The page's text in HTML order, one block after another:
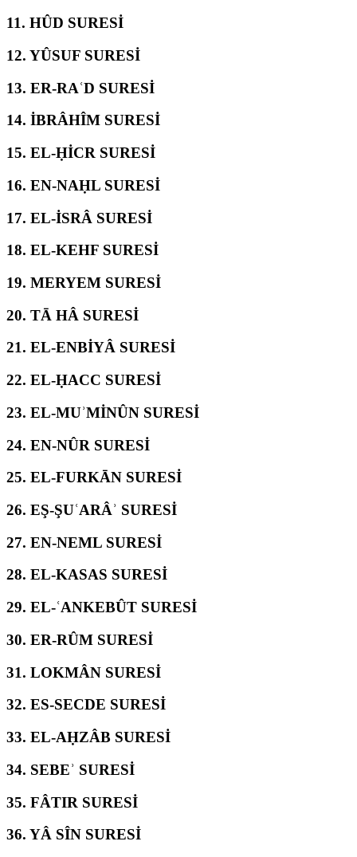
11. HÛD SURESİ
12. YÛSUF SURESİ
13. ER-RAʿD SURESİ
14. İBRÂHÎM SURESİ
15. EL-ḤİCR SURESİ
16. EN-NAḤL SURESİ
17. EL-İSRÂ SURESİ
18. EL-KEHF SURESİ
19. MERYEM SURESİ
20. TĀ HÂ SURESİ
21. EL-ENBİYÂ SURESİ
22. EL-ḤACC SURESİ
23. EL-MUʾMİNÛN SURESİ
24. EN-NÛR SURESİ
25. EL-FURKĀN SURESİ
26. EŞ-ŞUʿARÂʾ SURESİ
27. EN-NEML SURESİ
28. EL-KASAS SURESİ
29. EL-ʿANKEBÛT SURESİ
30. ER-RÛM SURESİ
31. LOKMÂN SURESİ
32. ES-SECDE SURESİ
33. EL-AḤZÂB SURESİ
34. SEBEʾ SURESİ
35. FÂTIR SURESİ
36. YÂ SÎN SURESİ